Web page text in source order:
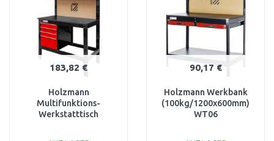
183,82 €
Holzmann
Multifunktions-
Werkstatttisch
90,17 €
Holzmann Werkbank
(100kg/1200x600mm)
WT06